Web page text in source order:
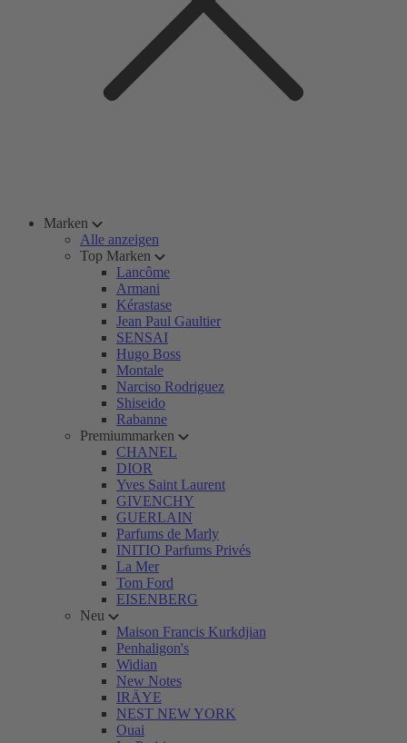
Marken
Alle anzeigen
Top Marken
Lancôme
Armani
Kérastase
Jean Paul Gaultier
SENSAI
Hugo Boss
Montale
Narciso Rodriguez
Shiseido
Rabanne
Premiummarken
CHANEL
DIOR
Yves Saint Laurent
GIVENCHY
GUERLAIN
Parfums de Marly
INITIO Parfums Privés
La Mer
Tom Ford
EISENBERG
Neu
Maison Francis Kurkdjian
Penhaligon's
Widian
New Notes
IRÄYE
NEST NEW YORK
Ouai